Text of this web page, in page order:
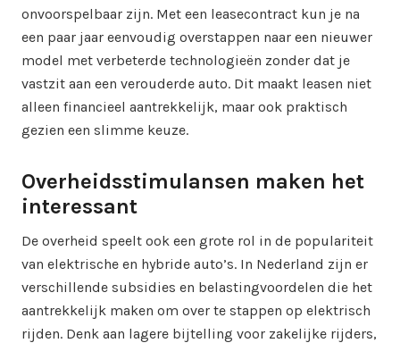
onvoorspelbaar zijn. Met een leasecontract kun je na
een paar jaar eenvoudig overstappen naar een nieuwer
model met verbeterde technologieën zonder dat je
vastzit aan een verouderde auto. Dit maakt leasen niet
alleen financieel aantrekkelijk, maar ook praktisch
gezien een slimme keuze.
Overheidsstimulansen maken het
interessant
De overheid speelt ook een grote rol in de populariteit
van elektrische en hybride auto’s. In Nederland zijn er
verschillende subsidies en belastingvoordelen die het
aantrekkelijk maken om over te stappen op elektrisch
rijden. Denk aan lagere bijtelling voor zakelijke rijders,